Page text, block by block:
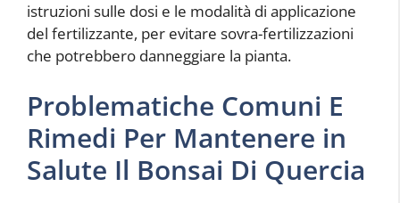
istruzioni sulle dosi e le modalità di applicazione
del fertilizzante, per evitare sovra-fertilizzazioni
che potrebbero danneggiare la pianta.
Problematiche Comuni E
Rimedi Per Mantenere in
Salute Il Bonsai Di Quercia